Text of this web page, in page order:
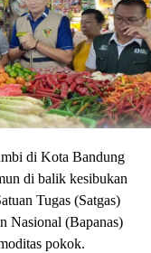
di Kota Bandung
di balik kesibukan
Tugas (Satgas)
Nasional (Bapanas)
pokok.